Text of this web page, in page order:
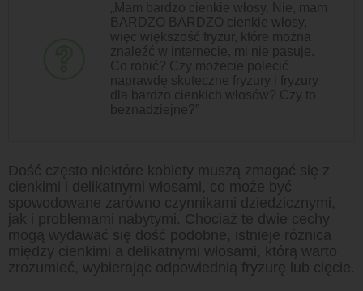
„Mam bardzo cienkie włosy. Nie, mam
BARDZO BARDZO cienkie włosy,
więc większość fryzur, które można
znaleźć w internecie, mi nie pasuje.
Co robić? Czy możecie polecić
naprawdę skuteczne fryzury i fryzury
dla bardzo cienkich włosów? Czy to
beznadziejne?”
Dość często niektóre kobiety muszą zmagać się z
cienkimi i delikatnymi włosami, co może być
spowodowane zarówno czynnikami dziedzicznymi,
jak i problemami nabytymi. Chociaż te dwie cechy
mogą wydawać się dość podobne, istnieje różnica
między cienkimi a delikatnymi włosami, którą warto
zrozumieć, wybierając odpowiednią fryzurę lub cięcie.